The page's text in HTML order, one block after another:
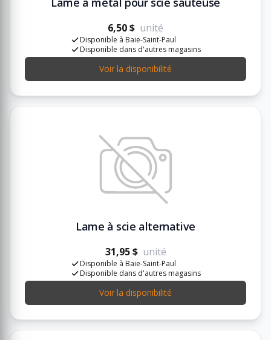
6,50 $ unité
Disponible à Baie-Saint-Paul
Disponible dans d'autres magasins
Voir la disponibilité
Lame à scie alternative
31,95 $ unité
Disponible à Baie-Saint-Paul
Disponible dans d'autres magasins
Voir la disponibilité